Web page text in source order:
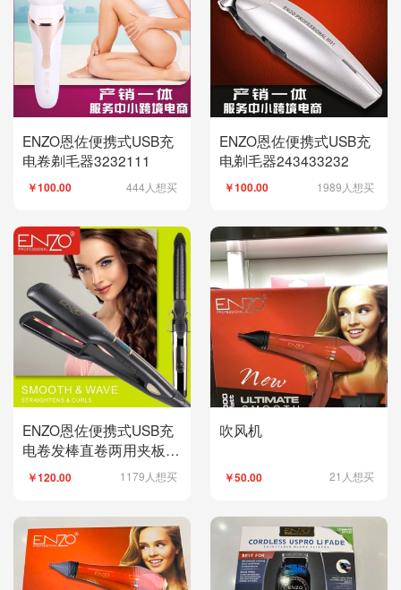
ENZO恩佐便携式USB充
电卷剃毛器3232111
￥100.00 444人想买
ENZO恩佐便携式USB充
电剃毛器243433232
￥100.00 1989人想买
ENZO恩佐便携式USB充
电卷发棒直卷两用夹板刘
海迷你无线直发器
￥120.00 1179人想买
吹风机
￥50.00 21人想买